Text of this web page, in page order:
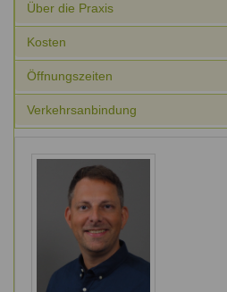
Qualitätssicherung
Familienthemen
Systemischer Ansatz
Seminare und Kurse
Fortbildungen
Ausbildungsinstitute
Fortbildungen
Information über Qualifikation
Liste der Fachverbände
Passwort
vergessen?
Anmelden
Links
Formular zur Registrierung
Über die Praxis
Kosten
Öffnungszeiten
Verkehrsanbindung